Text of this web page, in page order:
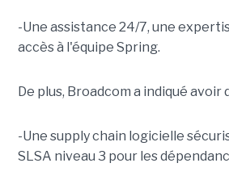
-Une assistance 24/7, une
accès à l'équipe Spring.
De plus, Broadcom a indiqué avoir
-Une supply chain logicielle
SLSA niveau 3 pour les